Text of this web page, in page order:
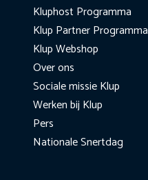
Kluphost Programma
Klup Partner Programma
Klup Webshop
Over ons
Sociale missie Klup
Werken bij Klup
Pers
Nationale Snertdag